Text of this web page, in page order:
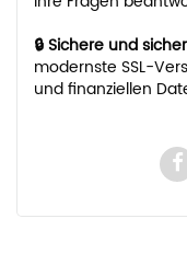
🔒 Sichere und
modernste SSL-
und finanziellen